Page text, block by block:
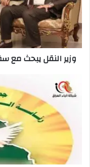
سفير
دمشق
الربط
السككي
مع
سوريا
وزير النقل يبحث مع
دولة
القانون
ترفض